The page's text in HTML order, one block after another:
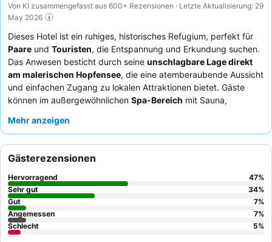
Von KI zusammengefasst aus 600+ Rezensionen · Letzte Aktualisierung: 29
May 2026
Dieses Hotel ist ein ruhiges, historisches Refugium, perfekt für
Paare und Touristen, die Entspannung und Erkundung suchen.
Das Anwesen besticht durch seine unschlagbare Lage direkt
am malerischen Hopfensee, die eine atemberaubende Aussicht
und einfachen Zugang zu lokalen Attraktionen bietet. Gäste
können im außergewöhnlichen Spa-Bereich mit Sauna,
Personal wird stets für seine Freundlichkeit und Hilfsbereitschaft
die ausgezeichnete Küche des Restaurants abrundet. Für das
beste Erlebnis sollten Sie ein Zimmer in einer unteren Etage
anfragen, um veraltete Unterkünfte und mögliche Probleme mit
Dachschrägen zu vermeiden.
Mehr anzeigen
Gästerezensionen
Hervorragend 47%
Sehr gut
34%
Gut
7%
Angemessen
7%
Schlecht
5%